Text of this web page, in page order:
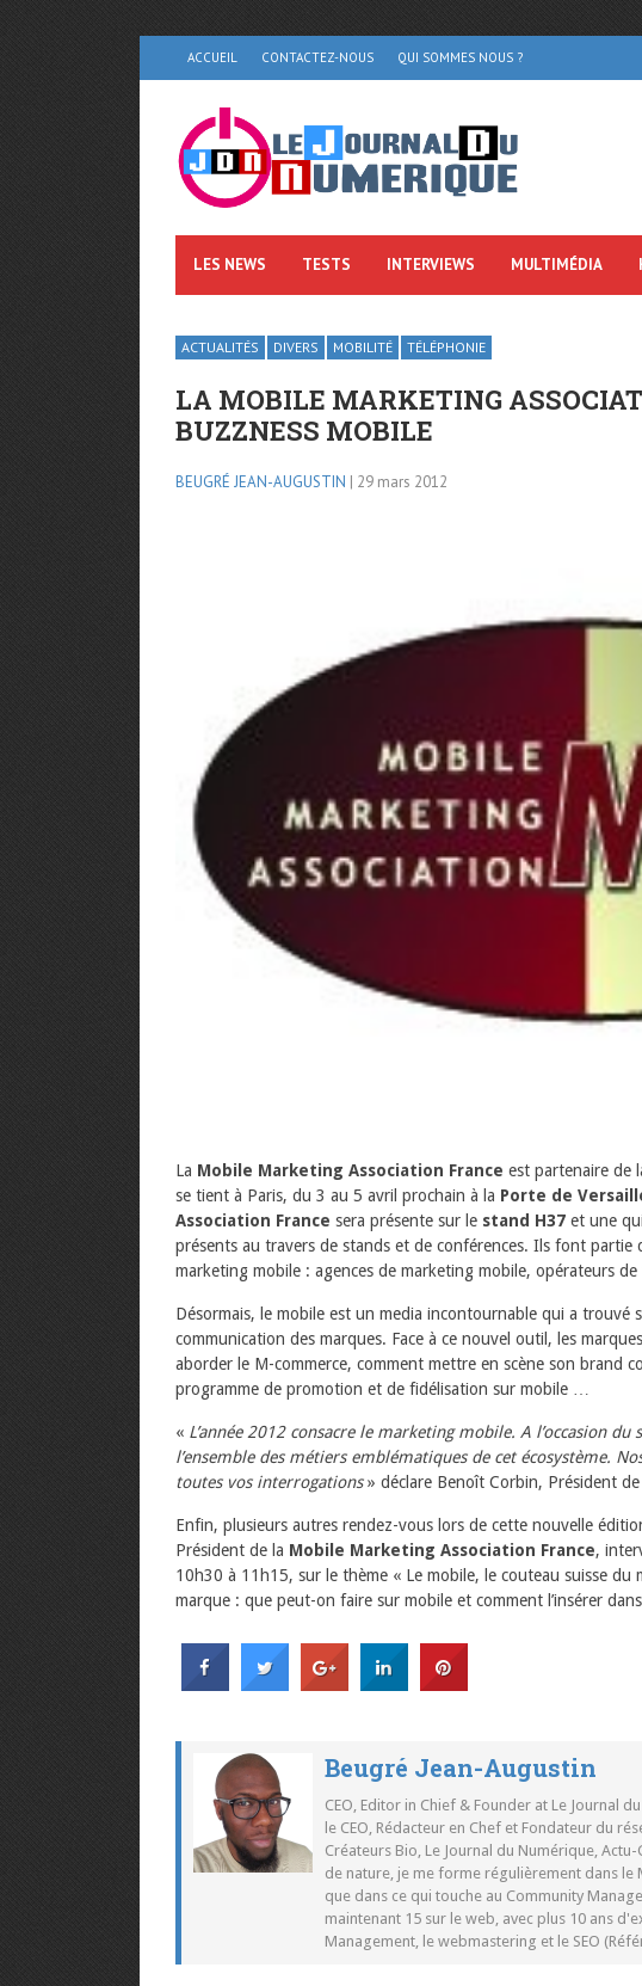
ACCUEIL CONTACTEZ-NOUS QUI SOMMES NOUS ?
LES NEWS TESTS INTERVIEWS MULTIMÉDIA
ACTUALITÉS DIVERS MOBILITÉ TÉLÉPHONIE
LA MOBILE MARKETING
BUZZNESS MOBILE
BEUGRÉ JEAN-AUGUSTIN | 29 mars 2012
La Mobile Marketing Association France est partenaire de
se tient à Paris, du 3 au 5 avril prochain à la Porte de
Association France sera présente sur le stand H37 et une
présents au travers de stands et de conférences. Ils font partie
marketing mobile : agences de marketing mobile, opérateurs
Désormais, le mobile est un media incontournable qui a trouvé
communication des marques. Face à ce nouvel outil, les
aborder le M-commerce, comment mettre en scène son brand
programme de promotion et de fidélisation sur mobile …
« L’année 2012 consacre le marketing mobile. A l’occasion
l’ensemble des métiers emblématiques de cet écosystème.
toutes vos interrogations» déclare Benoît Corbin, Président de
Enfin, plusieurs autres rendez-vous lors de cette nouvelle
Président de la Mobile Marketing Association France,
10h30 à 11h15, sur le thème « Le mobile, le couteau suisse
marque : que peut-on faire sur mobile et comment l’insérer
Beugré Jean-Augustin
CEO, Editor in Chief & Founder at Le Journal
le CEO, Rédacteur en Chef et Fondateur du
Créateurs Bio, Le Journal du Numérique,
de nature, je me forme régulièrement dans
que dans ce qui touche au Community
maintenant 15 sur le web, avec plus 10 ans
Management, le webmastering et le SEO